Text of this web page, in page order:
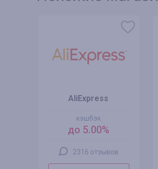
AliExpress
кэшбэк
до 5.00%
2316 отзывов